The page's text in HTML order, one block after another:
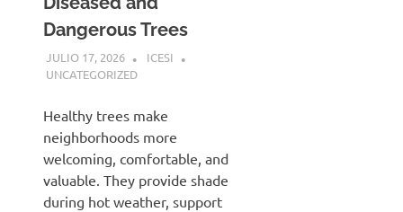
Dangerous Trees
JULIO 17, 2026
ICESI
UNCATEGORIZED
Healthy trees make
neighborhoods more
welcoming, comfortable, and
valuable. They provide shade
during hot weather, support